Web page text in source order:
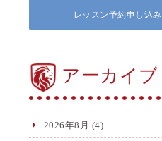
レッスン予約申し込み
アーカイブ
2026年8月 (4)